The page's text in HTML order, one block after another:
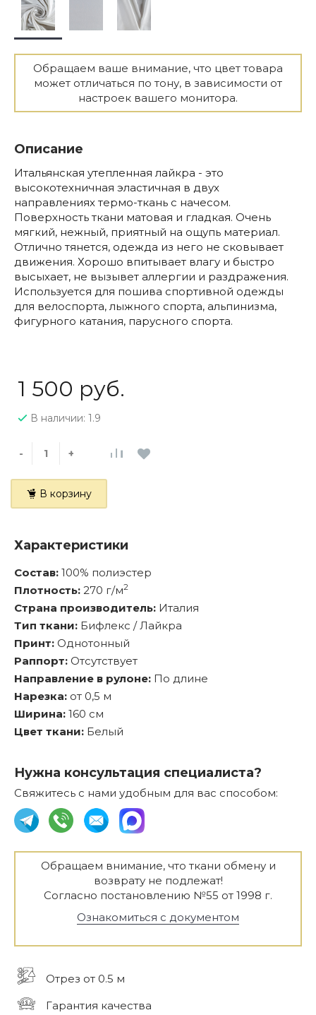
Обращаем ваше внимание, что цвет товара
может отличаться по тону, в зависимости от
настроек вашего монитора.
Описание
Итальянская утепленная лайкра - это
высокотехничная эластичная в двух
направлениях термо-ткань с начесом.
Поверхность ткани матовая и гладкая. Очень
мягкий, нежный, приятный на ощупь материал.
Отлично тянется, одежда из него не сковывает
движения. Хорошо впитывает влагу и быстро
высыхает, не вызывет аллергии и раздражения.
Используется для пошива спортивной одежды
для велоспорта, лыжного спорта, альпинизма,
фигурного катания, парусного спорта.
1 500 руб.
В наличии: 1.9
- +
В корзину
Характеристики
Состав: 100% полиэстер
Плотность: 270 г/м2
Страна производитель: Италия
Тип ткани: Бифлекс / Лайкра
Принт: Однотонный
Раппорт: Отсутствует
Направление в рулоне: По длине
Нарезка: от 0,5 м
Ширина: 160 см
Цвет ткани: Белый
Нужна консультация специалиста?
Свяжитесь с нами удобным для вас способом:
Обращаем внимание, что ткани обмену и
возврату не подлежат!
Согласно постановлению №55 от 1998 г.
Ознакомиться с документом
Отрез от 0.5 м
Гарантия качества